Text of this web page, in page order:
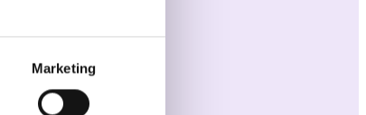
Marketing